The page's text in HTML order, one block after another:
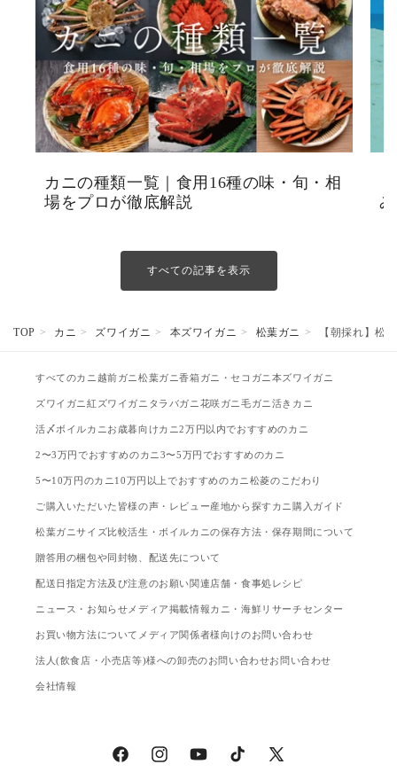
カニの種類一覧｜食用16種の味・旬・相
場をプロが徹底解説
すべての記事を表示
TOP カニ ズワイガニ 本ズワイガニ 松葉ガニ 【朝採れ】松
すべてのカニ 越前ガニ松葉ガニ香箱ガニ・セコガニ 本ズワイガニ
ズワイガニ 紅ズワイガニ タラバガニ 花咲ガニ毛ガニ 活きカニ
活〆ボイルカニ お歳暮向けカニ2万円以内でおすすめのカニ
2〜3万円でおすすめのカニ 3〜5万円でおすすめのカニ
5〜10万円のカニ 10万円以上でおすすめのカニ 松菱のこだわり
ご購入いただいた皆様の声・レビュー産地から探すカニ購入ガイド
松葉ガニサイズ比較活生・ボイルカニの保存方法・保存期間について
贈答用の梱包や同封物、配送先について
配送日指定方法及び注意のお願い関連店舗・食事処レシピ
ニュース・お知らせ メディア掲載情報カニ・海鮮リサーチセンター
お買い物方法について メディア関係者様向けのお問い合わせ
法人(飲食店・小売店等)様への卸売のお問い合わせお問い合わせ
会社情報
FacebookInstagramYouTubeTikTok
X